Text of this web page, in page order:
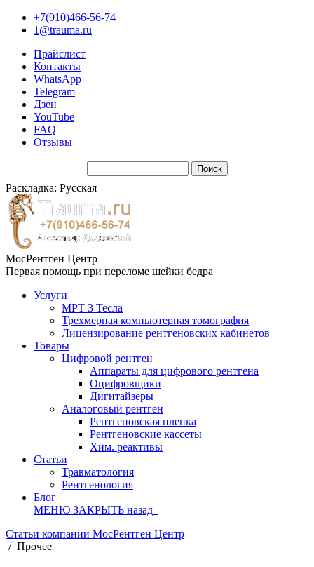
+7(910)466-56-74
1@trauma.ru
Прайслист
Контакты
WhatsApp
Telegram
Дзен
YouTube
FAQ
Отзывы
Раскладка: Русская
МосРентген Центр
Первая помощь при переломе шейки бедра
Услуги
МРТ 3 Тесла
Трехмерная компьютерная томография
Лицензирование рентгеновских кабинетов
Товары
Цифровой рентген
Аппараты для цифрового рентгена
Оцифровщики
Дигитайзеры
Аналоговый рентген
Рентгеновская пленка
Рентгеновские кассеты
Хим. реактивы
Статьи
Травматология
Рентгенология
Блог
МЕНЮ ЗАКРЫТЬ назад
Статьи компании МосРентген Центр
/ Прочее